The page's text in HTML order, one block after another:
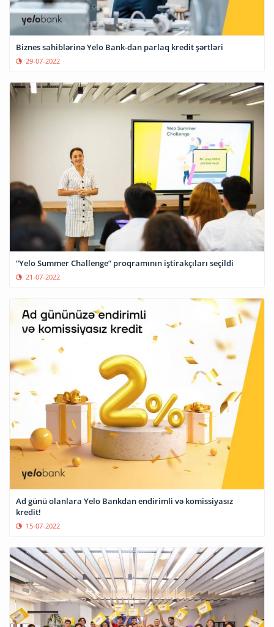
Biznes sahiblərinə Yelo Bank-dan parlaq kredit şərtləri
29-07-2022
“Yelo Summer Challenge” proqramının iştirakçıları seçildi
21-07-2022
Ad günü olanlara Yelo Bankdan endirimli və komissiyasız
15-07-2022